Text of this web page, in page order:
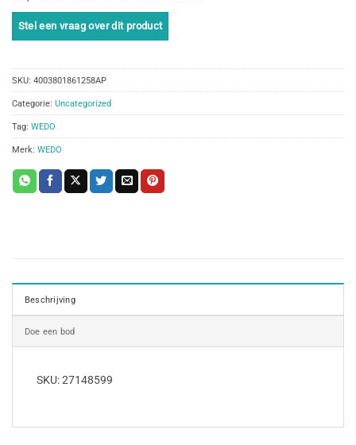
SKU: 4003801861258AP
Categorie: Uncategorized
Tag: WEDO
Merk: WEDO
Beschrijving
Doe een bod
SKU: 27148599